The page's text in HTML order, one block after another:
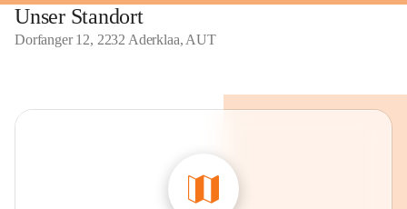
Unser Standort
Dorfanger 12, 2232 Aderklaa, AUT